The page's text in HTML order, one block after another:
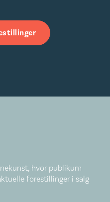
hvor publikum
forestillinger i salg